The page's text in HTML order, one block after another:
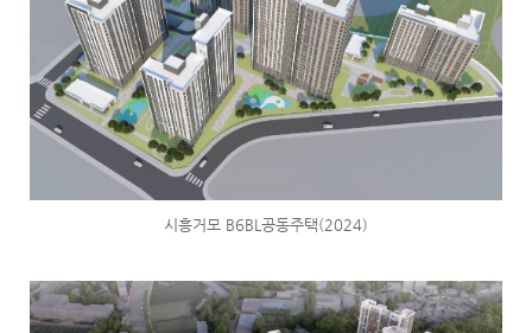
시흥거모 B6BL공동주택(2024)